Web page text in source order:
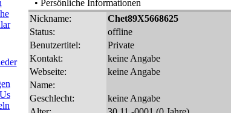
• Persönliche Informationen
Nickname:
Chet89X5668625
Status:
offline
Benutzertitel:
Private
Kontakt:
keine Angabe
Webseite:
keine Angabe
Name:
Geschlecht:
keine Angabe